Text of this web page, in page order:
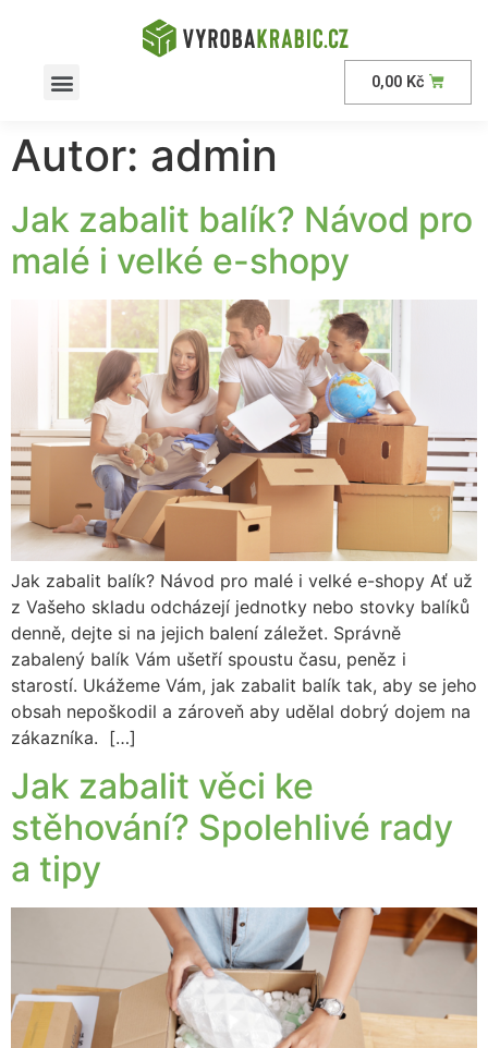
0,00 Kč
Autor: admin
Jak zabalit balík? Návod pro
malé i velké e-shopy
Jak zabalit balík? Návod pro malé i velké e-shopy Ať už
z Vašeho skladu odcházejí jednotky nebo stovky balíků
denně, dejte si na jejich balení záležet. Správně
zabalený balík Vám ušetří spoustu času, peněz i
starostí. Ukážeme Vám, jak zabalit balík tak, aby se jeho
obsah nepoškodil a zároveň aby udělal dobrý dojem na
zákazníka. […]
Jak zabalit věci ke
stěhování? Spolehlivé rady
a tipy